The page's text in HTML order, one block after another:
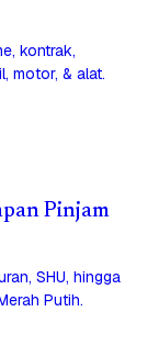
kontrak,
motor, & alat.
Pinjam
SHU, hingga
Putih.